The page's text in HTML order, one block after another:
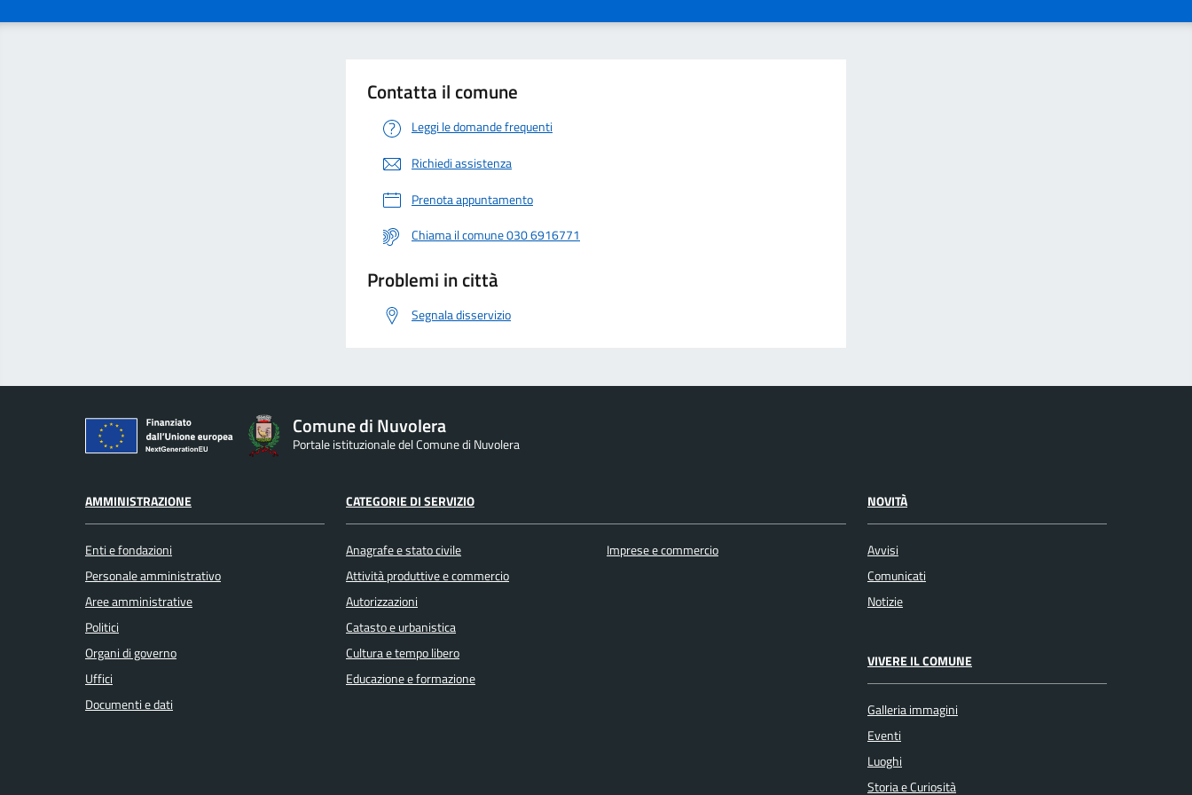
Contatta il comune
Leggi le domande frequenti
Richiedi assistenza
Prenota appuntamento
Chiama il comune 030 6916771
Problemi in città
Segnala disservizio
Comune di Nuvolera
Portale istituzionale del Comune di Nuvolera
AMMINISTRAZIONE
Enti e fondazioni
Personale amministrativo
Aree amministrative
Politici
Organi di governo
Uffici
Documenti e dati
CATEGORIE DI SERVIZIO
Anagrafe e stato civile
Attività produttive e commercio
Autorizzazioni
Catasto e urbanistica
Cultura e tempo libero
Educazione e formazione
Imprese e commercio
NOVITÀ
Avvisi
Comunicati
Notizie
VIVERE IL COMUNE
Galleria immagini
Eventi
Luoghi
Storia e Curiosità